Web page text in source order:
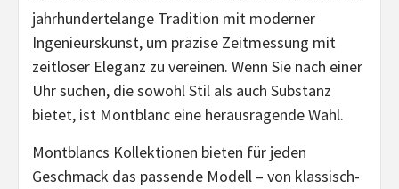
jahrhundertelange Tradition mit moderner
Ingenieurskunst, um präzise Zeitmessung mit
zeitloser Eleganz zu vereinen. Wenn Sie nach einer
Uhr suchen, die sowohl Stil als auch Substanz
bietet, ist Montblanc eine herausragende Wahl.
Montblancs Kollektionen bieten für jeden
Geschmack das passende Modell – von klassisch-